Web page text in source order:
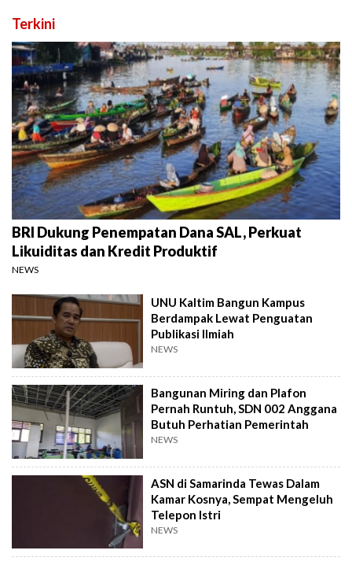
Terkini
BRI Dukung Penempatan Dana SAL, Perkuat
Likuiditas dan Kredit Produktif
NEWS
UNU Kaltim Bangun Kampus
Berdampak Lewat Penguatan
Publikasi Ilmiah
NEWS
Bangunan Miring dan Plafon
Pernah Runtuh, SDN 002 Anggana
Butuh Perhatian Pemerintah
NEWS
ASN di Samarinda Tewas Dalam
Kamar Kosnya, Sempat Mengeluh
Telepon Istri
NEWS